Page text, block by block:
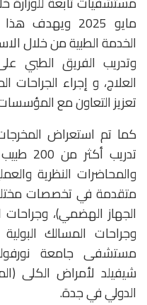
مايو 2025
الخدمة الطبية من خلال
وتدريب الفريق الطبي
العلاج، و إجراء الجراحات
تعزيز التعاون مع المؤسسات
كما تم استعراض
متقدمة في تخصصات
الجهاز الهضمي)، وجراحات
وجراحات المسالك
مستشفى جامعة
شيفيلد لأمراض الكلى
الدولي في جدة.